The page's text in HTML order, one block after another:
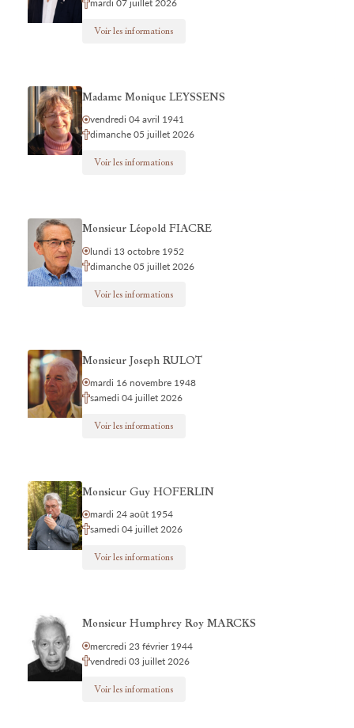
mardi 07 juillet 2026
Voir les informations
Madame Monique LEYSSENS
vendredi 04 avril 1941
dimanche 05 juillet 2026
Voir les informations
Monsieur Léopold FIACRE
lundi 13 octobre 1952
dimanche 05 juillet 2026
Voir les informations
Monsieur Joseph RULOT
mardi 16 novembre 1948
samedi 04 juillet 2026
Voir les informations
Monsieur Guy HOFERLIN
mardi 24 août 1954
samedi 04 juillet 2026
Voir les informations
Monsieur Humphrey Roy MARCKS
mercredi 23 février 1944
vendredi 03 juillet 2026
Voir les informations